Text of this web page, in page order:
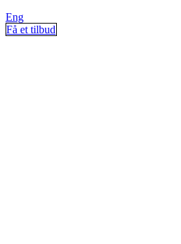
Eng
Få et tilbud